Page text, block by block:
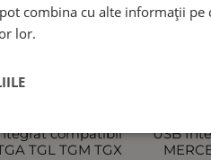
compatibil
TGL TGM TGX
USB
combina cu alte informații
lor.